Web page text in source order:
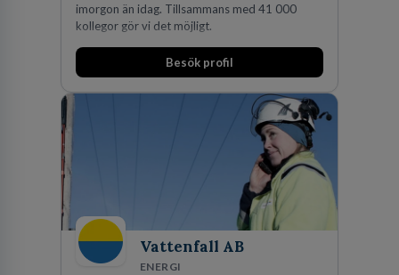
imorgon än idag. Tillsammans med 41 000
kollegor gör vi det möjligt.
Besök profil
Vattenfall AB
ENERGI